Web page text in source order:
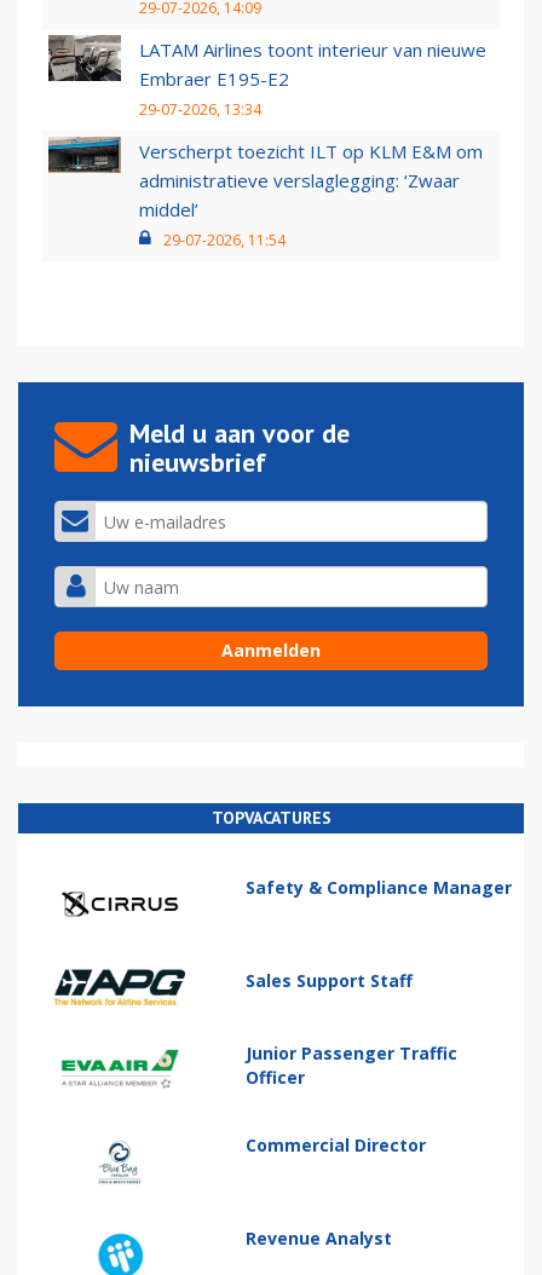
29-07-2026, 14:09
LATAM Airlines toont interieur van nieuwe
Embraer E195-E2
29-07-2026, 13:34
Verscherpt toezicht ILT op KLM E&M om
administratieve verslaglegging: ‘Zwaar
middel’
29-07-2026, 11:54
Meld u aan voor de
nieuwsbrief
TOPVACATURES
Safety & Compliance Manager
Sales Support Staff
Junior Passenger Traffic
Officer
Commercial Director
Revenue Analyst